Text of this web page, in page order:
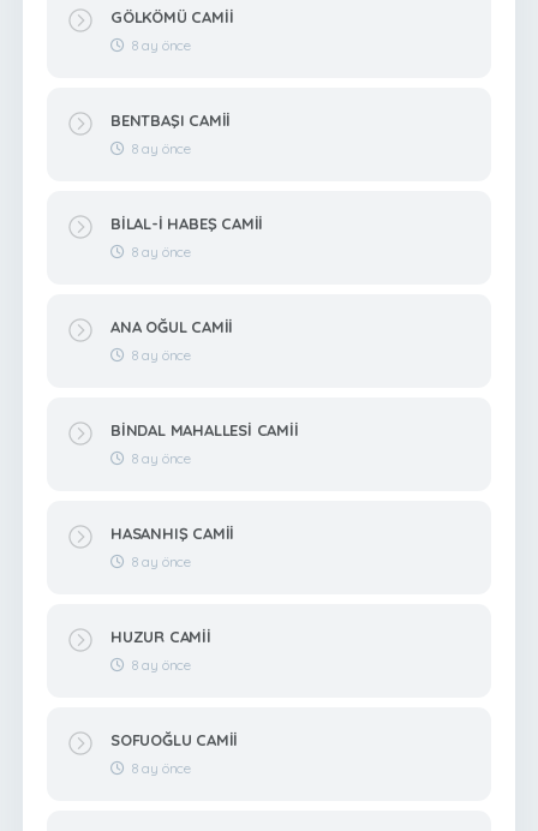
GÖLKÖMÜ CAMİİ
8 ay önce
BENTBAŞI CAMİİ
8 ay önce
BİLAL-İ HABEŞ CAMİİ
8 ay önce
ANA OĞUL CAMİİ
8 ay önce
BİNDAL MAHALLESİ CAMİİ
8 ay önce
HASANHIŞ CAMİİ
8 ay önce
HUZUR CAMİİ
8 ay önce
SOFUOĞLU CAMİİ
8 ay önce